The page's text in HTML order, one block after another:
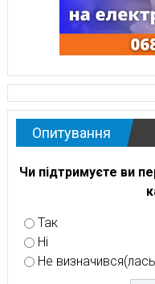
Опитування
Чи підтримуєте ви
Так
Ні
Не